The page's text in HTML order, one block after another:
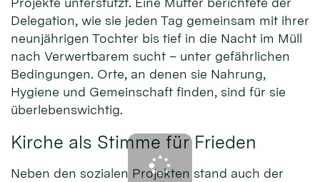
Delegation, wie sie jeden Tag gemeinsam mit ihrer
neunjährigen Tochter bis tief in die Nacht im Müll
nach Verwertbarem sucht – unter gefährlichen
Bedingungen. Orte, an denen sie Nahrung,
Hygiene und Gemeinschaft finden, sind für sie
überlebenswichtig.
Kirche als Stimme für Frieden
Neben den sozialen Projekten stand auch der